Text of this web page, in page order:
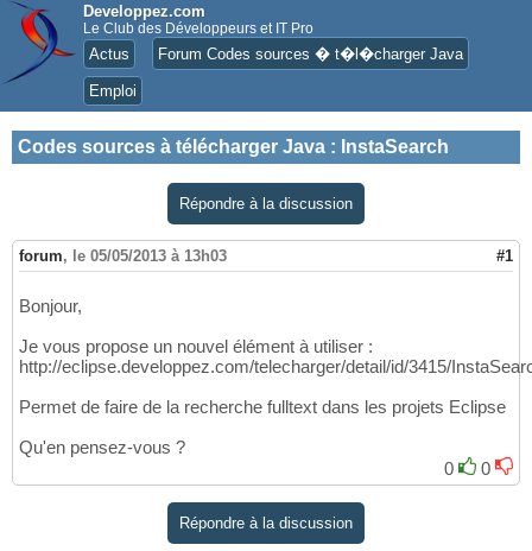
Developpez.com
Le Club des Développeurs et IT Pro
Actus Forum Codes sources � t�l�charger Java
Emploi
Codes sources à télécharger Java : InstaSearch
Répondre à la discussion
forum, le 05/05/2013 à 13h03 #1
Bonjour,
Je vous propose un nouvel élément à utiliser :
http://eclipse.developpez.com/telecharger/detail/id/3415/
Permet de faire de la recherche fulltext dans les projets Eclipse
Qu'en pensez-vous ?
0
0
Répondre à la discussion